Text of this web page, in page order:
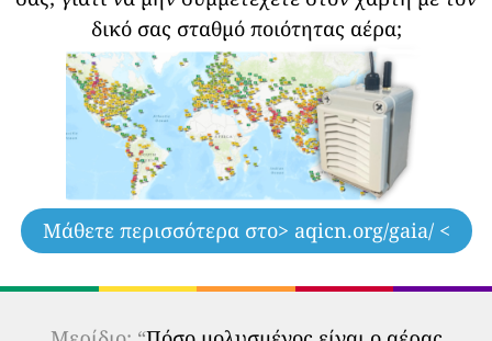
δικό σας σταθμό ποιότητας αέρα;
Μάθετε περισσότερα στο> aqicn.org/gaia/ <